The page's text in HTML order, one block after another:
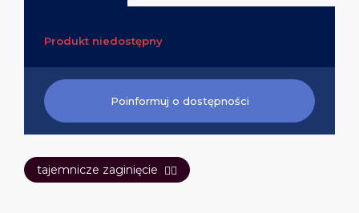
Produkt niedostępny
Poinformuj o dostępności
tajemnicze zaginięcie 🕵️‍♀️